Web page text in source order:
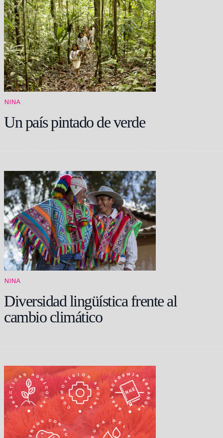
NINA
Un país pintado de verde
NINA
Diversidad lingüística frente al
cambio climático